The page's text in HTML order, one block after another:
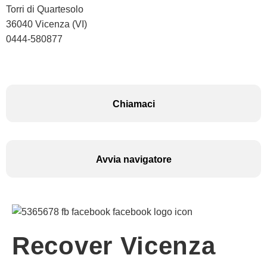
Torri di Quartesolo
36040 Vicenza (VI)
0444-580877
Chiamaci
Avvia navigatore
Recover Vicenza